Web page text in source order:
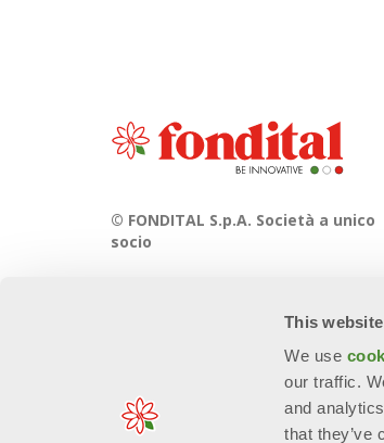
This
We use
our traffic.
and
that they’ve
© FONDITAL S.p.A. Società a unico
socio